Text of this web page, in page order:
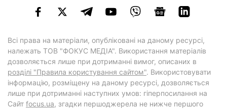
Всі права на матеріали, опубліковані на даному ресурсі,
належать ТОВ "ФОКУС МЕДІА". Використання матеріалів
дозволяється лише при дотриманні вимог, описаних в
розділі "Правила користування сайтом". Використовувати
інформацію, розміщену на даному ресурсі, дозволяється
лише при дотриманні наступних умов: гіперпосилання на
Cайт focus.ua, згадки першоджерела не нижче першого